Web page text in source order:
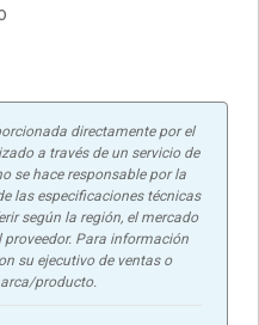
directamente por el
a través de un servicio de
se hace responsable por la
las especificaciones técnicas
según la región, el mercado
Para información
su ejecutivo de ventas o
producto.